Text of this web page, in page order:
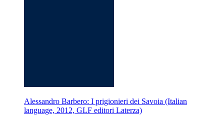
Alessandro Barbero: I prigionieri dei Savoia (Italian
language, 2012, GLF editori Laterza)